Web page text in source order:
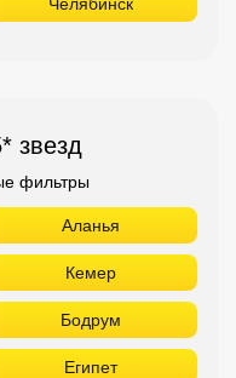
звезд
фильтры
Аланья
Кемер
Бодрум
Египет